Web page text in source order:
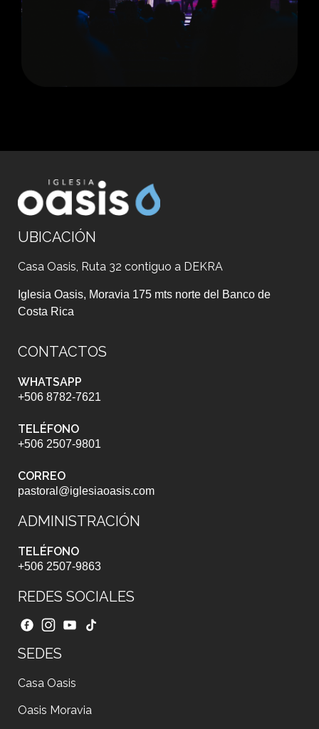
UBICACIÓN
Casa Oasis, Ruta 32 contiguo a DEKRA
Iglesia Oasis, Moravia 175 mts norte del Banco de
Costa Rica
CONTACTOS
WHATSAPP
+506 8782-7621
TELÉFONO
+506 2507-9801
CORREO
pastoral@iglesiaoasis.com
ADMINISTRACIÓN
TELÉFONO
+506 2507-9863
REDES SOCIALES
SEDES
Casa Oasis
Oasis Moravia